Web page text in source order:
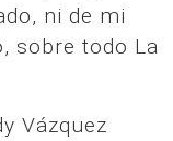
ni de mi
sobre todo La
Vázquez